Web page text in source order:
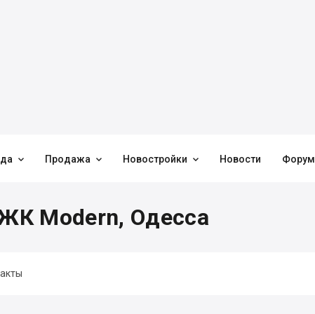
 Продажа  Новостройки  Новости Форум
Modern, Одесса